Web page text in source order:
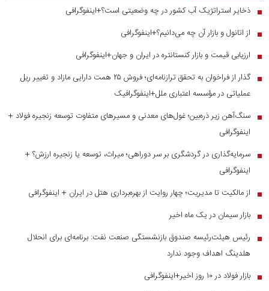
■ ذخایر استراتژیک آب کشور در چه وضعیتی است؟+اینفوگرافی
■ از اتانول و بازار آن چه می‌دانیم؟+اینفوگرافی
■ ارزیابی قیمت و بازار کنستانتره در ایران و جهان+اینفوگرافی
■
گذار از فراخوان به تحقق ترازنامه‌ای؛ فروش ۲۵ همت دارایی مازاد و تغییر ریل
عملیاتی در مؤسسه اعتباری ملل+اینفوگرافیک
■ سنگ‌آهن زیر ذره‌بین؛ غول‌های معدنی و مسیر‌های متفاوت توسعه زنجیره فولاد +
اینفوگرافی
■ سرمایه‌گذاری در گردشگری بر سر دوراهی؛ میراث، توسعه یا زنجیره ارزش؟ +
اینفوگرافی
■ از مالکیت تا مدیریت؛ چهار روایت از بهره‌برداری هتل در ایران + اینفوگرافی
■ بازار سیمان در یک ماه اخیر
■
رئیس هیئت‌رئیسه صندوق بازنشستگی صنعت نفت: برنامه‌ای برای انحلال
هلدینگ اهداف وجود ندارد
■ بازار فولاد در ۱۰ روز اخیر+اینفوگرافی